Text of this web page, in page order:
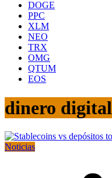
DOGE
PPC
XLM
NEO
TRX
OMG
QTUM
EOS
dinero digital
Noticias